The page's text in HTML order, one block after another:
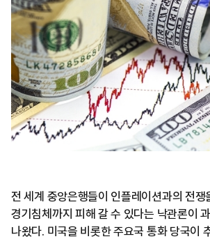
전 세계 중앙은행들이 인플레이션과의 전쟁
경기침체까지 피해 갈 수 있다는 낙관론이
나왔다. 미국을 비롯한 주요국 통화 당국이